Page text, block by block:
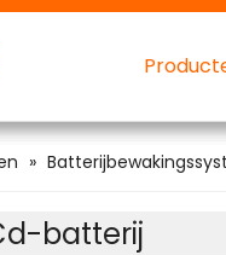
»
batterij